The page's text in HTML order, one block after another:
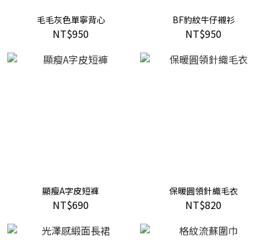
毛毛灰色單寧背心
NT$950
BF豹紋牛仔襯衫
NT$950
顯瘦A字皮短褲
NT$690
保暖圓領針織毛衣
NT$820